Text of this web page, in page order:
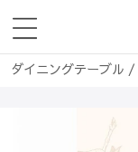
ダイニングテーブル /